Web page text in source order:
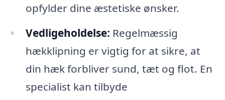
opfylder dine æstetiske ønsker.
Vedligeholdelse: Regelmæssig
hækklipning er vigtig for at sikre, at
din hæk forbliver sund, tæt og flot. En
specialist kan tilbyde